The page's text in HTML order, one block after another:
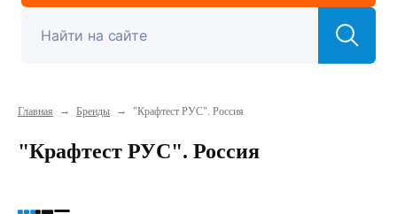
Главная → Бренды → "Крафтест РУС". Россия
"Крафтест РУС". Россия